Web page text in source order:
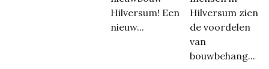
Hilversum! Een
nieuw...
Hilversum zien
de voordelen
van
bouwbehang...